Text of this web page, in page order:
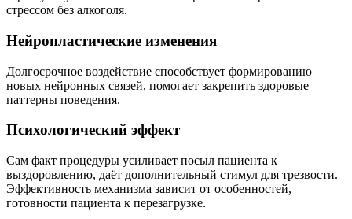
стрессом без алкоголя.
Нейропластические изменения
Долгосрочное воздействие способствует формированию
новых нейронных связей, помогает закрепить здоровые
паттерны поведения.
Психологический эффект
Сам факт процедуры усиливает посыл пациента к
выздоровлению, даёт дополнительный стимул для трезвости.
Эффективность механизма зависит от особенностей,
готовности пациента к перезагрузке.